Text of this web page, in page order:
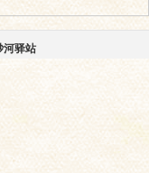
河驿站